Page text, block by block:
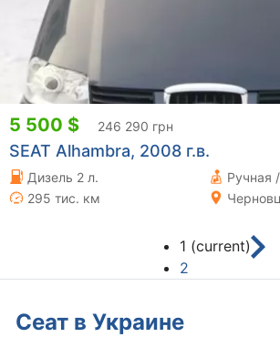
5 500 $ 246 290 грн
SEAT Alhambra, 2008 г.в.
Дизель 2 л.
Ручная
295 тис. км
1 (current)
2
Сеат в Украине